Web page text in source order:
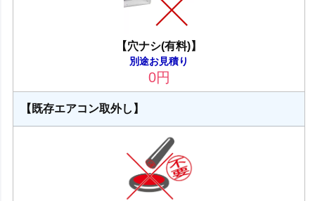
【穴ナシ(有料)】
別途お見積り
0円
【既存エアコン取外し】